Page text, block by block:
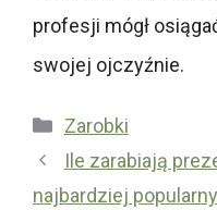
profesji mógł
swojej ojczyźnie.
Kategorie
Zarobki
Ile zarabiają
najbardziej